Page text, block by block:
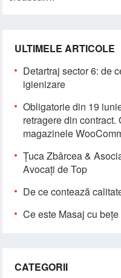
ULTIMELE ARTICOLE
Detartraj sector 6: de
igienizare
Obligatorie din 19
retragere din
magazinele
Țuca Zbârcea &
Avocați de Top
De ce contează
Ce este Masaj cu
CATEGORII